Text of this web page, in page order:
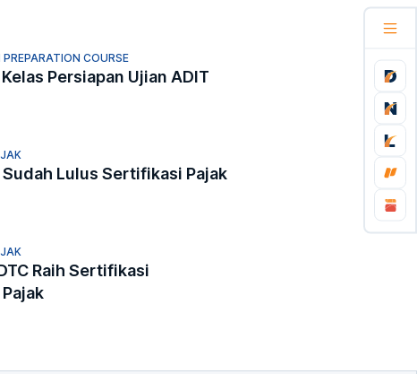
COURSE
Persiapan Ujian ADIT
Lulus Sertifikasi Pajak
Raih Sertifikasi